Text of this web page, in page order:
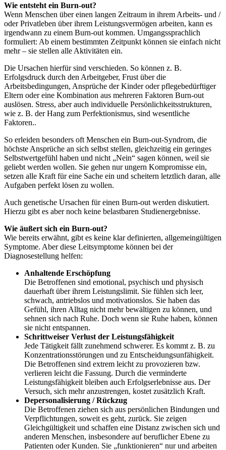
Wie entsteht ein Burn-out?
Wenn Menschen über einen langen Zeitraum in ihrem Arbeits- und /
oder Privatleben über ihrem Leistungsvermögen arbeiten, kann es
irgendwann zu einem Burn-out kommen. Umgangssprachlich
formuliert: Ab einem bestimmten Zeitpunkt können sie einfach nicht
mehr – sie stellen alle Aktivitäten ein.
Die Ursachen hierfür sind verschieden. So können z. B.
Erfolgsdruck durch den Arbeitgeber, Frust über die
Arbeitsbedingungen, Ansprüche der Kinder oder pflegebedürftiger
Eltern oder eine Kombination aus mehreren Faktoren Burn-out
auslösen. Stress, aber auch individuelle Persönlichkeitsstrukturen,
wie z. B. der Hang zum Perfektionismus, sind wesentliche
Faktoren..
So erleiden besonders oft Menschen ein Burn-out-Syndrom, die
höchste Ansprüche an sich selbst stellen, gleichzeitig ein geringes
Selbstwertgefühl haben und nicht „Nein“ sagen können, weil sie
geliebt werden wollen. Sie gehen nur ungern Kompromisse ein,
setzen alle Kraft für eine Sache ein und scheitern letztlich daran, alle
Aufgaben perfekt lösen zu wollen.
Auch genetische Ursachen für einen Burn-out werden diskutiert.
Hierzu gibt es aber noch keine belastbaren Studienergebnisse.
Wie äußert sich ein Burn-out?
Wie bereits erwähnt, gibt es keine klar definierten, allgemeingültigen
Symptome. Aber diese Leitsymptome können bei der
Diagnosestellung helfen:
Anhaltende Erschöpfung
Die Betroffenen sind emotional, psychisch und physisch
dauerhaft über ihrem Leistungslimit. Sie fühlen sich leer,
schwach, antriebslos und motivationslos. Sie haben das
Gefühl, ihren Alltag nicht mehr bewältigen zu können, und
sehnen sich nach Ruhe. Doch wenn sie Ruhe haben, können
sie nicht entspannen.
Schrittweiser Verlust der Leistungsfähigkeit
Jede Tätigkeit fällt zunehmend schwerer. Es kommt z. B. zu
Konzentrationsstörungen und zu Entscheidungsunfähigkeit.
Die Betroffenen sind extrem leicht zu provozieren bzw.
verlieren leicht die Fassung. Durch die verminderte
Leistungsfähigkeit bleiben auch Erfolgserlebnisse aus. Der
Versuch, sich mehr anzustrengen, kostet zusätzlich Kraft.
Depersonalisierung / Rückzug
Die Betroffenen ziehen sich aus persönlichen Bindungen und
Verpflichtungen, soweit es geht, zurück. Sie zeigen
Gleichgültigkeit und schaffen eine Distanz zwischen sich und
anderen Menschen, insbesondere auf beruflicher Ebene zu
Patienten oder Kunden. Sie „funktionieren“ nur und arbeiten